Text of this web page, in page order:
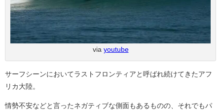
via youtube
サーフシーンにおいてラストフロンティアと呼ばれ続けてきたアフ
リカ大陸。
情勢不安などと言ったネガティブな側面もあるものの、それでもパ